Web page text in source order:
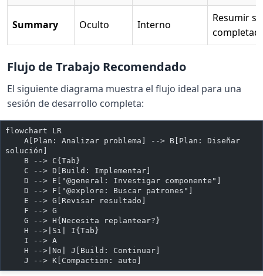
Summary Oculto Interno
Resumir
Flujo de Trabajo Recomendado
El siguiente diagrama muestra el flujo ideal para una
sesión de desarrollo completa:
flowchart LR
solución]
    B --> C{Tab}
    C --> D[Build: Implementar]
    D --> E["@general: Investigar componente"]
    D --> F["@explore: Buscar patrones"]
    E --> G[Revisar resultado]
    F --> G
    G --> H{Necesita replantear?}
    H -->|Si| I{Tab}
    I --> A
    H -->|No| J[Build: Continuar]
    J --> K[Compaction: auto]